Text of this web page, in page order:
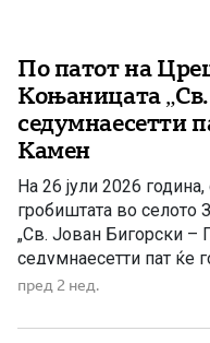
По патот на
Коњаницата
седумнаесетти
Камен
На 26 јули 2026
гробиштата во селото
„Св. Јован Бигорски –
седумнаесетти пат ќе
кон Крушево и Мечкин
стражари дека
пред 2 нед.